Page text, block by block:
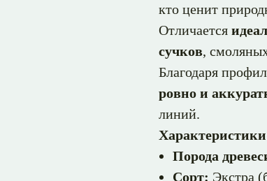
кто ценит
Отличается
сучков,
Благодаря
ровно и
линий.
Порода
Сорт: Экстра